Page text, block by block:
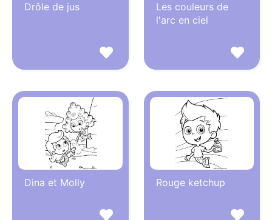
Drôle de jus
Les couleurs de
l'arc en ciel
Dina et Molly Rouge ketchup